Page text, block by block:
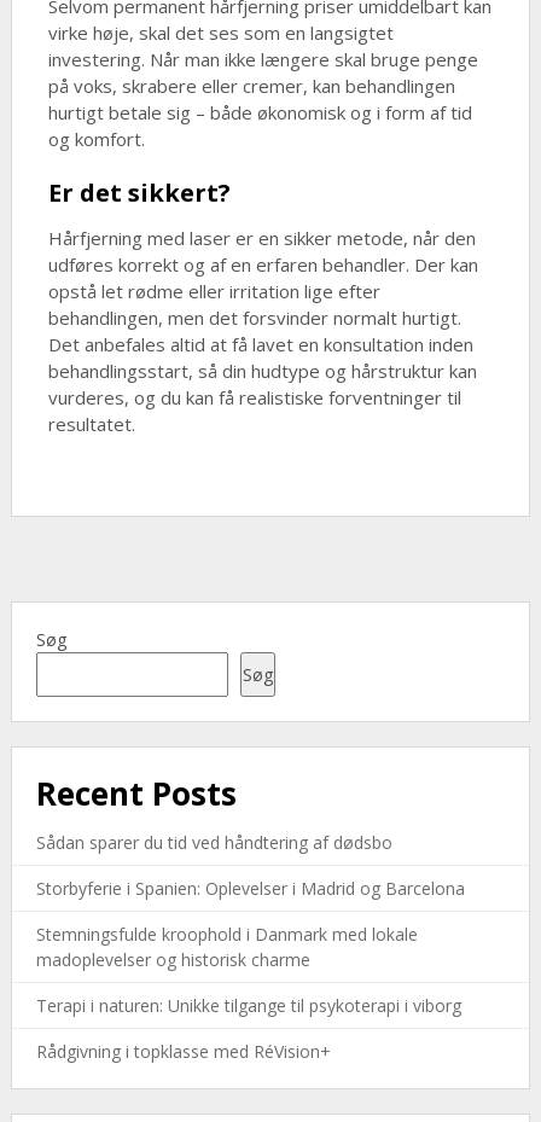
Selvom permanent hårfjerning priser umiddelbart kan
virke høje, skal det ses som en langsigtet
investering. Når man ikke længere skal bruge penge
på voks, skrabere eller cremer, kan behandlingen
hurtigt betale sig – både økonomisk og i form af tid
og komfort.
Er det sikkert?
Hårfjerning med laser er en sikker metode, når den
udføres korrekt og af en erfaren behandler. Der kan
opstå let rødme eller irritation lige efter
behandlingen, men det forsvinder normalt hurtigt.
Det anbefales altid at få lavet en konsultation inden
behandlingsstart, så din hudtype og hårstruktur kan
vurderes, og du kan få realistiske forventninger til
resultatet.
Søg
Søg
Recent Posts
Sådan sparer du tid ved håndtering af dødsbo
Storbyferie i Spanien: Oplevelser i Madrid og Barcelona
Stemningsfulde kroophold i Danmark med lokale
madoplevelser og historisk charme
Terapi i naturen: Unikke tilgange til psykoterapi i viborg
Rådgivning i topklasse med RéVision+